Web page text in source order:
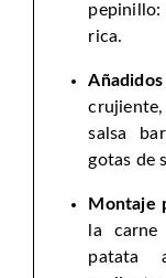
rica.
salsa
gotas de
Montaje
la
patata